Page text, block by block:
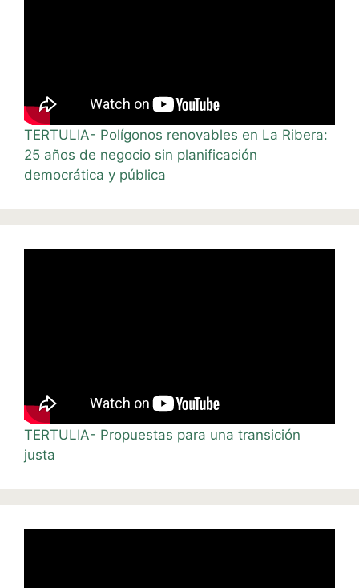
TERTULIA- Polígonos renovables en La Ribera:
25 años de negocio sin planificación
democrática y pública
TERTULIA- Propuestas para una transición
justa